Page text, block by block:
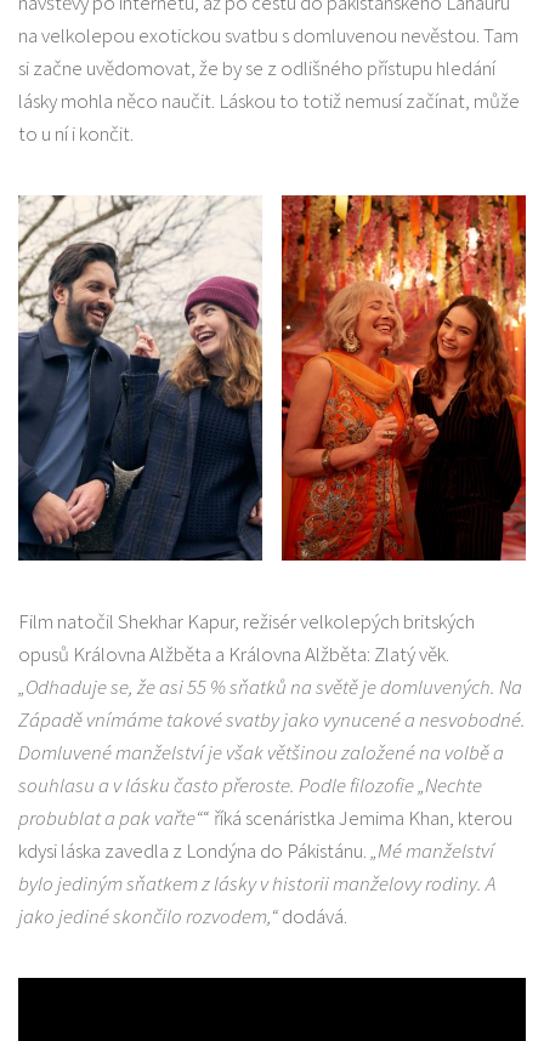
na velkolepou exotickou svatbu s domluvenou nevěstou. Tam
si začne uvědomovat, že by se z odlišného přístupu hledání
lásky mohla něco naučit. Láskou to totiž nemusí začínat, může
to u ní i končit.
Film natočil Shekhar Kapur, režisér velkolepých britských
opusů Královna Alžběta a Královna Alžběta: Zlatý věk.
„Odhaduje se, že asi 55 % sňatků na světě je domluvených. Na
Západě vnímáme takové svatby jako vynucené a nesvobodné.
Domluvené manželství je však většinou založené na volbě a
souhlasu a v lásku často přeroste. Podle filozofie „Nechte
probublat a pak vařte““ říká scenáristka Jemima Khan, kterou
kdysi láska zavedla z Londýna do Pákistánu.„Mé manželství
bylo jediným sňatkem z lásky v historii manželovy rodiny. A
jako jediné skončilo rozvodem,“dodává.